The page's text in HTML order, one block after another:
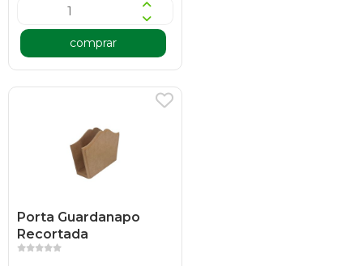
comprar
Porta Guardanapo
Recortada